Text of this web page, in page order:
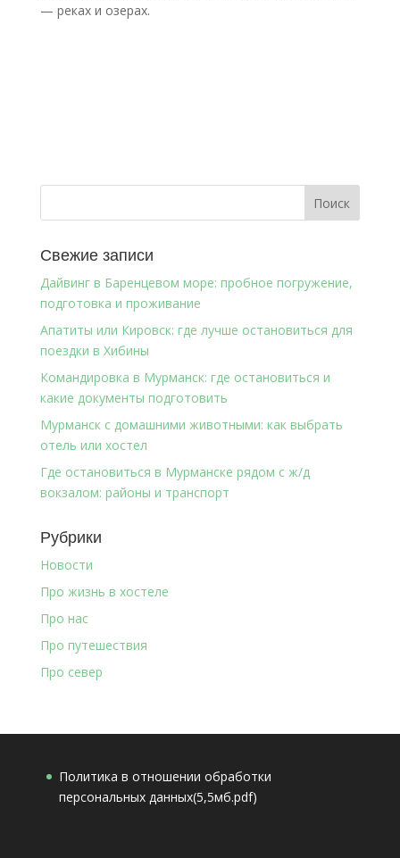
— реках и озерах.
Свежие записи
Дайвинг в Баренцевом море: пробное погружение,
подготовка и проживание
Апатиты или Кировск: где лучше остановиться для
поездки в Хибины
Командировка в Мурманск: где остановиться и
какие документы подготовить
Мурманск с домашними животными: как выбрать
отель или хостел
Где остановиться в Мурманске рядом с ж/д
вокзалом: районы и транспорт
Рубрики
Новости
Про жизнь в хостеле
Про нас
Про путешествия
Про север
Политика в отношении обработки
персональных данных(5,5мб.pdf)